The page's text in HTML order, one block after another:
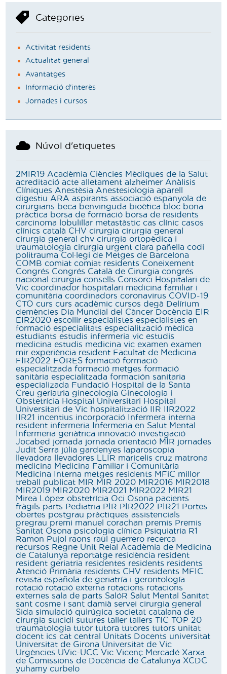
Categories
Activitat residents
Actualitat general
Avantatges
Informació d'interès
Jornades i cursos
Núvol d'etiquetes
2MIR19 Acadèmia Ciències Mèdiques de la Salut
acreditació acte alletament alzheimer Anàlisis
Clíniques Anestèsia Anestesiologia aparell
digestiu ARA aspirants associació espanyola de
cirurgians beca benvinguda bioètica bloc bona
pràctica borsa de formació borsa de residents
carcinoma lobulillar metastàstic cas clínic casos
clínics català CHV cirurgia cirurgia general
cirurgia general chv cirurgia ortopèdica i
traumatologia cirurgia urgent clara pañella codi
politrauma Col·legi de Metges de Barcelona
COMB comiat comiat residents Coneixement
Congrés Congrés Català de Cirurgia congrés
nacional cirurgia consells Consorci Hospitalari de
Vic coordinador hospitalari medicina familiar i
comunitària coordinadors coronavirus COVID-19
CTO curs curs acadèmic cursos degà Delírium
demències Dia Mundial del Càncer Docència EIR
EIR2020 escollir especialistes especialistes en
formació especialitats especialització mèdica
estudiants estudis infermeria vic estudis
medicina estudis medicina vic examen examen
mir experiència resident Facultat de Medicina
FIR2022 FORES formació formació
especialitzada formació metges formació
sanitària especialitzada formación sanitaria
especializada Fundació Hospital de la Santa
Creu geriatria ginecologia Ginecologia i
Obstetrícia Hospital Universitari Hospital
Universitari de Vic hospitalització IIR IIR2022
IIR21 incentius incorporació Infermera interna
resident infermeria Infermeria en Salut Mental
Infermeria geriàtrica innovació investigació
Jocabed jornada jornada orientació MIR jornades
Judit Serra júlia gardenyes laparoscopia
llevadora llevadores LLIR maricelis cruz matrona
medicina Medicina Familiar i Comunitària
Medicina Interna metges residents MFiC millor
treball publicat MIR MIR 2020 MIR2016 MIR2018
MIR2019 MIR2020 MIR2021 MIR2022 MIR21
Mirea López obstetrícia Oci Osona pacients
fràgils parts Pediatria PIR PIR2022 PIR21 Portes
obertes postgrau pràctiques assistencials
pregrau premi manuel corachan premis Premis
Sanitat Osona psicologia clínica Psiquiatria R1
Ramon Pujol raons raül guerrero recerca
recursos Regne Unit Reial Acadèmia de Medicina
de Catalunya reportatge residència resident
resident geriatria residentes residents residents
Atenció Primària residents CHV residents MFIC
revista española de geriatría i gerontología
rotació rotació externa rotacions rotacions
externes sala de parts SalóR Salut Mental Sanitat
sant cosme i sant damià servei cirurgia general
Sida simulació quirúgica societat catalana de
cirurgia suïcidi sutures taller tallers TIC TOP 20
traumatologia tutor tutora tutores tutors unitat
docent ics cat central Unitats Docents universitat
Universitat de Girona Universitat de Vic
Urgències UVic-UCC Vic Vicenç Mercadé Xarxa
de Comissions de Docència de Catalunya XCDC
yuhamy curbelo